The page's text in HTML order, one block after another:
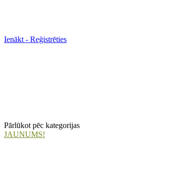
Ienākt - Reģistrēties
Pārlūkot pēc kategorijas
JAUNUMS!